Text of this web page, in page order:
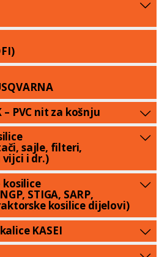
– PVC nit za košnju
sajle, filteri,
vijci i dr.)
kosilice
STIGA, SARP,
kosilice dijelovi)
KASEI